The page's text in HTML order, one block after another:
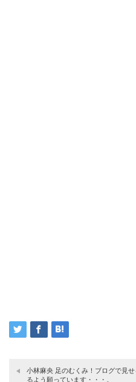
小林麻央 足のむくみ！ブログで見
るよう願っています・・・。